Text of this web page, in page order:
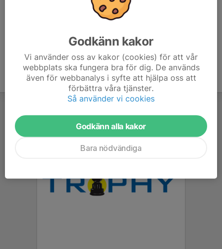
Godkänn kakor
Vi använder oss av kakor (cookies) för att vår
webbplats ska fungera bra för dig. De används
även för webbanalys i syfte att hjälpa oss att
förbättra våra tjänster.
Så använder vi cookies
Godkänn alla kakor
Bara nödvändiga